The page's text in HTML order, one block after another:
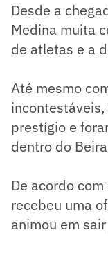
Desde a
Medina muita
de atletas e a
Até mesmo
prestígio e
dentro do
De acordo
recebeu uma
animou em